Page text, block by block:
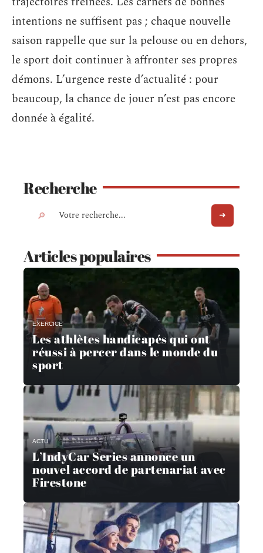
intentions ne suffisent pas ; chaque nouvelle
saison rappelle que sur la pelouse ou en dehors,
le sport doit continuer à affronter ses propres
démons. L’urgence reste d’actualité : pour
beaucoup, la chance de jouer n’est pas encore
donnée à égalité.
Recherche
Articles populaires
EXERCICE
Les athlètes handicapés qui ont
réussi à percer dans le monde du
sport
ACTU
L’IndyCar Series annonce un
nouvel accord de partenariat avec
Firestone